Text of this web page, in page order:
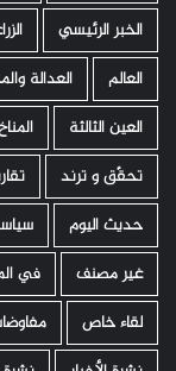
الخبر الرئيسي
العالم
العدالة
العين الثالثة
تحقّق و ترند
حديث اليوم
غير مصنف
في
لقاء خاص